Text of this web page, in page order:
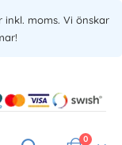
moms. Vi önskar
0